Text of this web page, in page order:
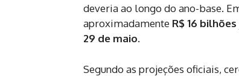
deveria ao longo do ano-base.
aproximadamente R$ 16 bilhões
29 de maio.
Segundo as projeções oficiais,